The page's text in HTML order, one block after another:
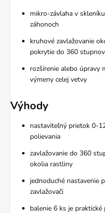
mikro-závlaha v
záhonoch
kruhové zavlažovanie
pokrytie do 360 stupnov
rozšírenie alebo úpravy
výmeny celej vetvy
Výhody
nastaviteľný prietok 0-
polievania
zavlažovanie do 360
okolia rastliny
jednoduché nastavenie
zavlažovači
balenie 6 ks je